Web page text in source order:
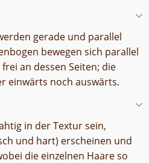
gerade und parallel
bewegen sich parallel
an dessen Seiten; die
einwärts noch auswärts.
in der Textur sein,
und hart) erscheinen und
die einzelnen Haare so